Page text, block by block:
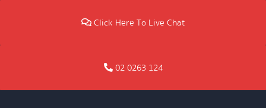
Click Here To Live Chat
02 0263 124